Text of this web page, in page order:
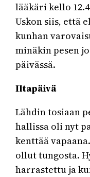
lääkäri kello
Uskon siis, että
kunhan
minäkin pesen
päivässä.
Iltapäivä
Lähdin tosiaan
hallissa oli nyt
kenttää
ollut tungosta.
harrastettu ja